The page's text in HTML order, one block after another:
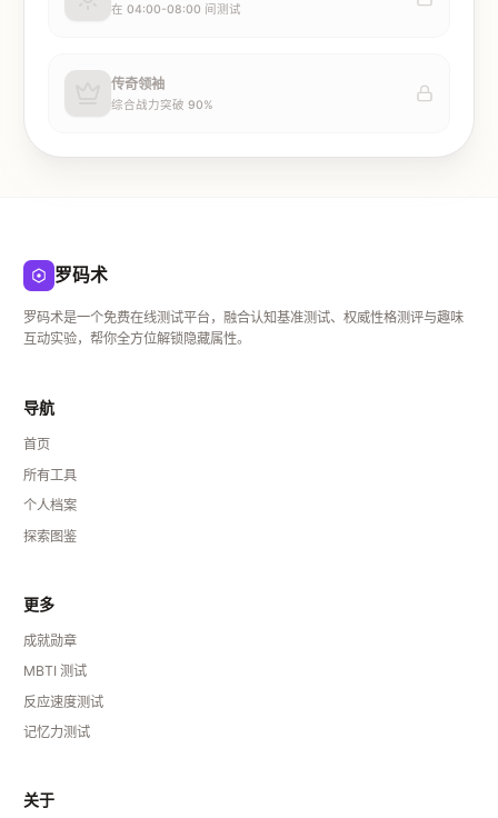
在 04:00-08:00 间测试
传奇领袖
综合战力突破 90%
罗码术
罗码术是一个免费在线测试平台，融合认知基准测试、权威性格测评与趣味
互动实验，帮你全方位解锁隐藏属性。
导航
首页
所有工具
个人档案
探索图鉴
更多
成就勋章
MBTI 测试
反应速度测试
记忆力测试
关于